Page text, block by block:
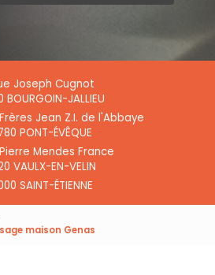
Joseph Cugnot
BOURGOIN-JALLIEU
Jean Z.I. de l'Abbaye
PONT-ÉVÊQUE
Mendes France
VAULX-EN-VELIN
SAINT-ÉTIENNE
maison Genas